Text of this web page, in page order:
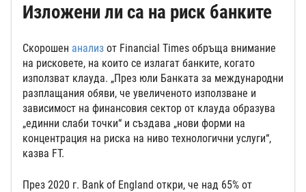
Изложени ли са на риск банките
Скорошен анализ от Financial Times обръща внимание
на рисковете, на които се излагат банките, когато
използват клауда. „През юли Банката за международни
разплащания обяви, че увеличеното използване и
зависимост на финансовия сектор от клауда образува
„единни слаби точки“ и създава „нови форми на
концентрация на риска на ниво технологични услуги“,
казва FT.
През 2020 г. Bank of England откри, че над 65% от